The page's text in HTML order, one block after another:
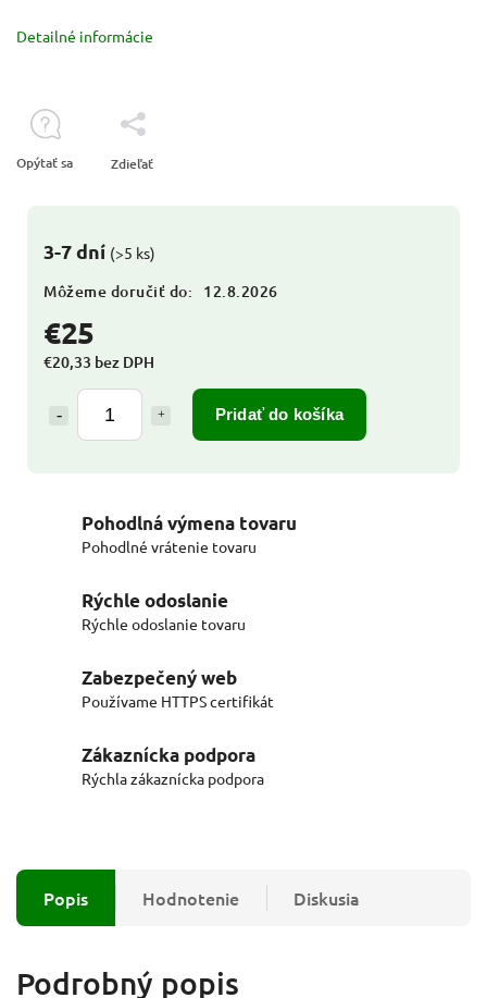
€25
€20,33 bez DPH
Pridať do košíka
3-7 dní (>5 ks)
Môžeme doručiť do: 12.8.2026
Detailné informácie
Opýtať sa Zdieľať
Pohodlná výmena tovaru
Pohodlné vrátenie tovaru
Rýchle odoslanie
Rýchle odoslanie tovaru
Zabezpečený web
Používame HTTPS certifikát
Zákaznícka podpora
Rýchla zákaznícka podpora
Popis Hodnotenie Diskusia
Podrobný popis